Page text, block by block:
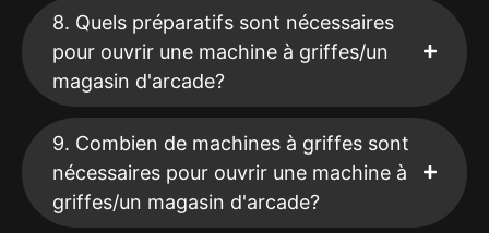
8. Quels préparatifs sont nécessaires
pour ouvrir une machine à griffes/un
magasin d'arcade?
9. Combien de machines à griffes sont
nécessaires pour ouvrir une machine à
griffes/un magasin d'arcade?